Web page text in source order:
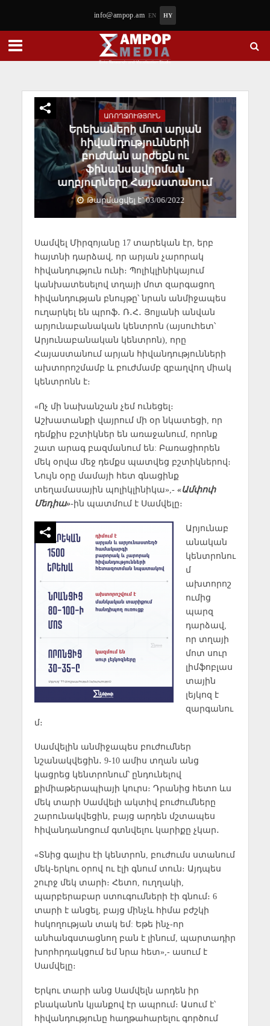
info@ampop.am EN HY
ԱՌՈՂՋՈՒԹՅՈՒՆ
Երեխաների մոտ արյան
հիվանդությունների
բուժման արժեքն ու
ֆինանսավորման
աղբյուրները Հայաստանում
Թարմացվել է` 03/06/2022
Սամվել Միրզոյանը 17 տարեկան էր, երբ
հայտնի դարձավ, որ արյան չարորակ
հիվանդություն ունի։ Պոլիկլինիկայում
կանխատեսելով տղայի մոտ զարգացող
հիվանդության բնույթը՝ նրան անմիջապես
ուղարկել են պրոֆ․ Ռ․Հ․ Յոլյանի անվան
արյունաբանական կենտրոն (այսուհետ՝
Արյունաբանական կենտրոն), որը
Հայաստանում արյան հիվանդությունների
ախտորոշմամբ և բուժմամբ զբաղվող միակ
կենտրոնն է։
«Ոչ մի նախանշան չեմ ունեցել։
Աշխատանքի վայրում մի օր նկատեցի, որ
դեմքիս բշտիկներ են առաջանում, որոնք
շատ արագ բազմանում են: Բառացիորեն
մեկ օրվա մեջ դեմքս պատվեց բշտիկներով։
Նույն օրը մամայի հետ գնացինք
տեղամասային պոլիկլինիկա»,- «Ամփոփ
Մեդիա»-ին պատմում է Սամվելը։
Արյունաբ
անական
կենտրոնու
մ
ախտորոշ
ումից
պարզ
դարձավ,
որ տղայի
մոտ սուր
լիմֆոբլաս
տային
լեյկոզ է
զարգանու
մ։
Սամվելին անմիջապես բուժումներ
նշանակվեցին․ 9-10 ամիս տղան անց
կացրեց կենտրոնում՝ ընդունելով
քիմիաթերապիայի կուրս։ Դրանից հետո ևս
մեկ տարի Սամվելի ակտիվ բուժումները
շարունակվեցին, բայց արդեն մշտապես
հիվանդանոցում գտնվելու կարիքը չկար․
«Տնից գալիս էի կենտրոն, բուժումս ստանում
մեկ-երկու օրով ու էլի գնում տուն։ Այդպես
շուրջ մեկ տարի։ Հետո, ուղղակի,
պարբերաբար ստուգումների էի գնում։ 6
տարի է անցել, բայց մինչև հիմա բժշկի
հսկողության տակ եմ: Եթե ինչ-որ
անհանգստացնող բան է լինում, պարտադիր
խորհրդակցում եմ նրա հետ»,- ասում է
Սամվելը։
Երկու տարի անց Սամվելն արդեն իր
բնականոն կյանքով էր ապրում։ Ասում է՝
հիվանդությունը հաղթահարելու գործում